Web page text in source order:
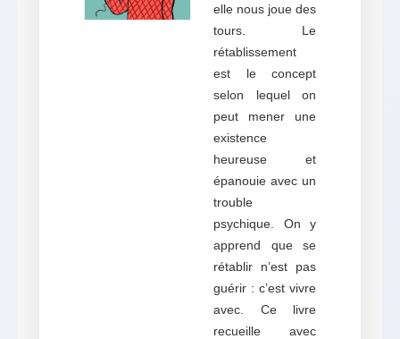
elle nous joue des
tours. Le
rétablissement
est le concept
selon lequel on
peut mener une
existence
heureuse et
épanouie avec un
trouble
psychique. On y
apprend que se
rétablir n’est pas
guérir : c’est vivre
avec. Ce livre
recueille avec